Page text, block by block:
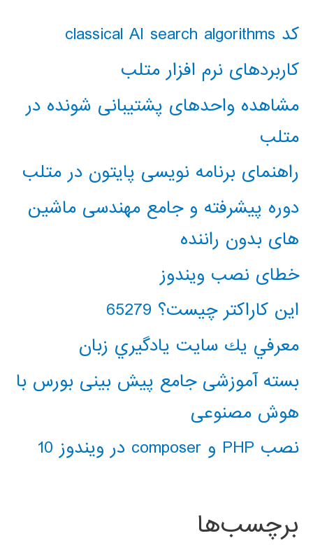
کد classical AI search algorithms
کاربردهای نرم افزار متلب
مشاهده واحدهای پشتیبانی شونده در
متلب
راهنمای برنامه نویسی پایتون در متلب
دوره پیشرفته و جامع مهندسی ماشین
های بدون راننده
خطای نصب ویندوز
این کاراکتر چیست؟ 65279
معرفي يك سايت يادگيري زبان
بسته آموزشی جامع پیش بینی بورس با
هوش مصنوعی
نصب PHP و composer در ویندوز 10
برچسب‌ها